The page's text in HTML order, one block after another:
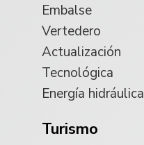
Embalse
Vertedero
Actualización
Tecnológica
Energía hidráulica
Turismo